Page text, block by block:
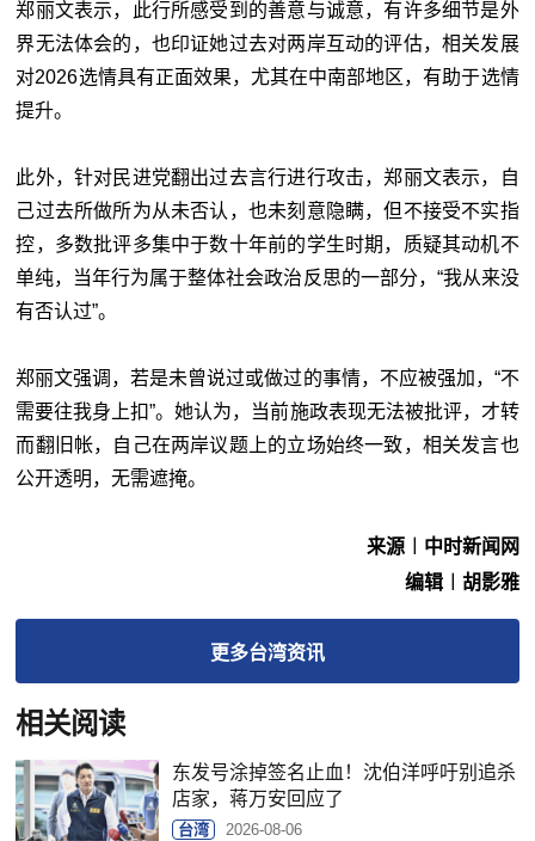
郑丽文表示，此行所感受到的善意与诚意，有许多细节是外
界无法体会的，也印证她过去对两岸互动的评估，相关发展
对2026选情具有正面效果，尤其在中南部地区，有助于选情
提升。
此外，针对民进党翻出过去言行进行攻击，郑丽文表示，自
己过去所做所为从未否认，也未刻意隐瞒，但不接受不实指
控，多数批评多集中于数十年前的学生时期，质疑其动机不
单纯，当年行为属于整体社会政治反思的一部分，“我从来没
有否认过”。
郑丽文强调，若是未曾说过或做过的事情，不应被强加，“不
需要往我身上扣”。她认为，当前施政表现无法被批评，才转
而翻旧帐，自己在两岸议题上的立场始终一致，相关发言也
公开透明，无需遮掩。
来源︱中时新闻网
编辑︱胡影雅
更多台湾资讯
相关阅读
东发号涂掉签名止血！沈伯洋呼吁别追杀
店家，蒋万安回应了
台湾 2026-08-06